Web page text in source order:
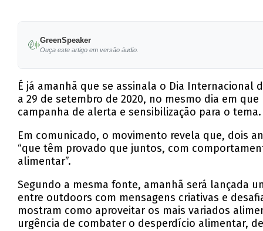
GreenSpeaker
Ouça este artigo em versão áudio.
É já amanhã que se assinala o Dia Internacional
a 29 de setembro de 2020, no mesmo dia em
campanha de alerta e sensibilização para o tema.
Em comunicado, o movimento revela que, dois
“que têm provado que juntos, com
alimentar”.
Segundo a mesma fonte, amanhã será lançada
entre outdoors com mensagens criativas e
mostram como aproveitar os mais variados
urgência de combater o desperdício alimentar,